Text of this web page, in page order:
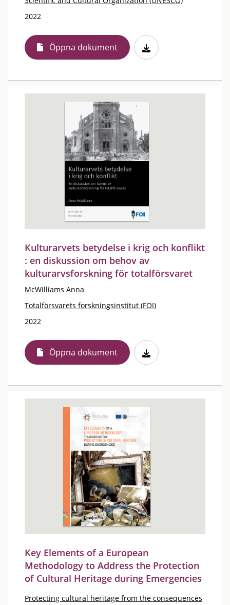
2022
Öppna dokument
Kulturarvets betydelse i krig och konflikt
: en diskussion om behov av
kulturarvsforskning för totalförsvaret
McWilliams Anna
Totalförsvarets forskningsinstitut (FOI)
2022
Öppna dokument
Key Elements of a European
Methodology to Address the Protection
of Cultural Heritage during Emergencies
Protecting cultural heritage from the consequences